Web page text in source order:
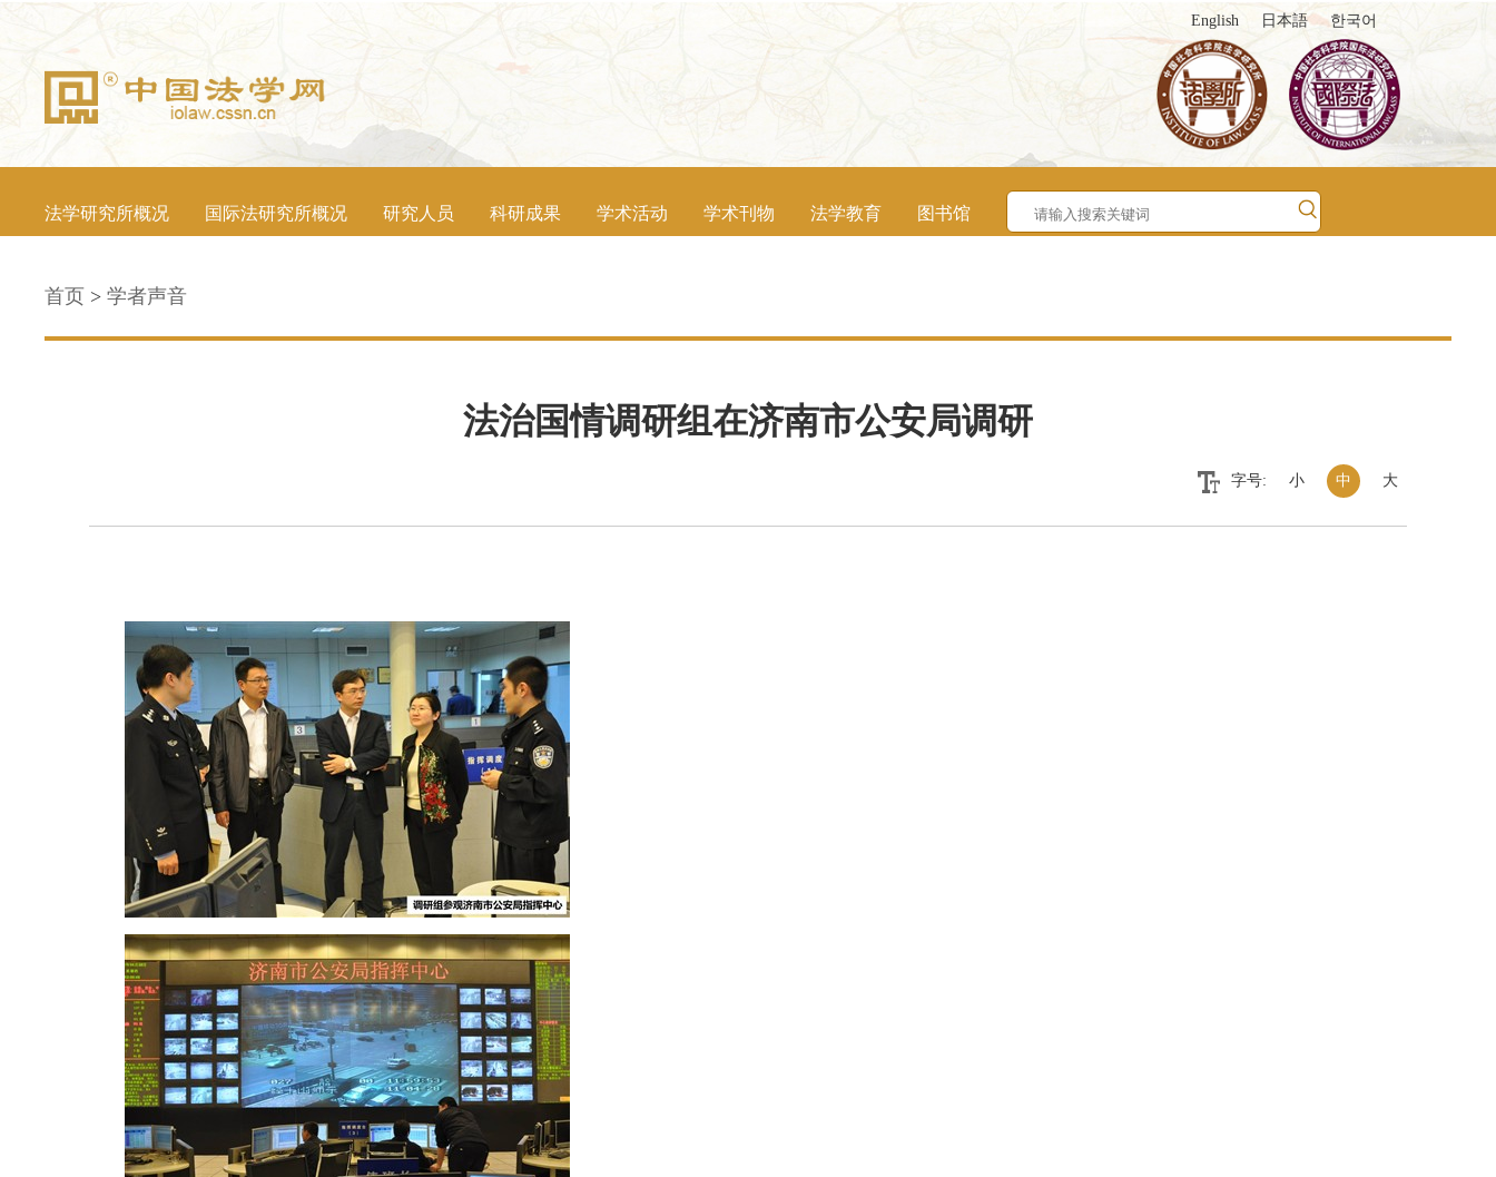
English 日本語 한국어
法学研究所概况 国际法研究所概况 研究人员 科研成果 学术活动 学术刊物 法学教育 图书馆
首页 > 学者声音
法治国情调研组在济南市公安局调研
字号: 小 中 大